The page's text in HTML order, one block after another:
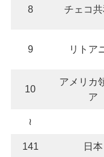
8 チェコ
9 リトア
10
アメリカ
ア
≀
141 日本